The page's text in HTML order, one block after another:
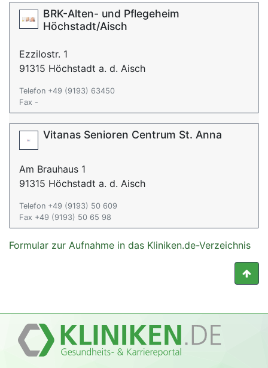
BRK-Alten- und Pflegeheim
Höchstadt/Aisch
Ezzilostr. 1
91315 Höchstadt a. d. Aisch
Telefon +49 (9193) 63450
Fax -
Vitanas Senioren Centrum St. Anna
Am Brauhaus 1
91315 Höchstadt a. d. Aisch
Telefon +49 (9193) 50 609
Fax +49 (9193) 50 65 98
Formular zur Aufnahme in das Kliniken.de-Verzeichnis